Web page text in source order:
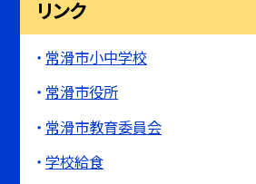
リンク
常滑市小中学校
常滑市役所
常滑市教育委員会
学校給食